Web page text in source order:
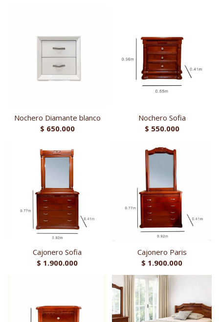
Nochero Diamante blanco
$ 650.000
Nochero Sofia
$ 550.000
Cajonero Sofia
$ 1.900.000
Cajonero Paris
$ 1.900.000